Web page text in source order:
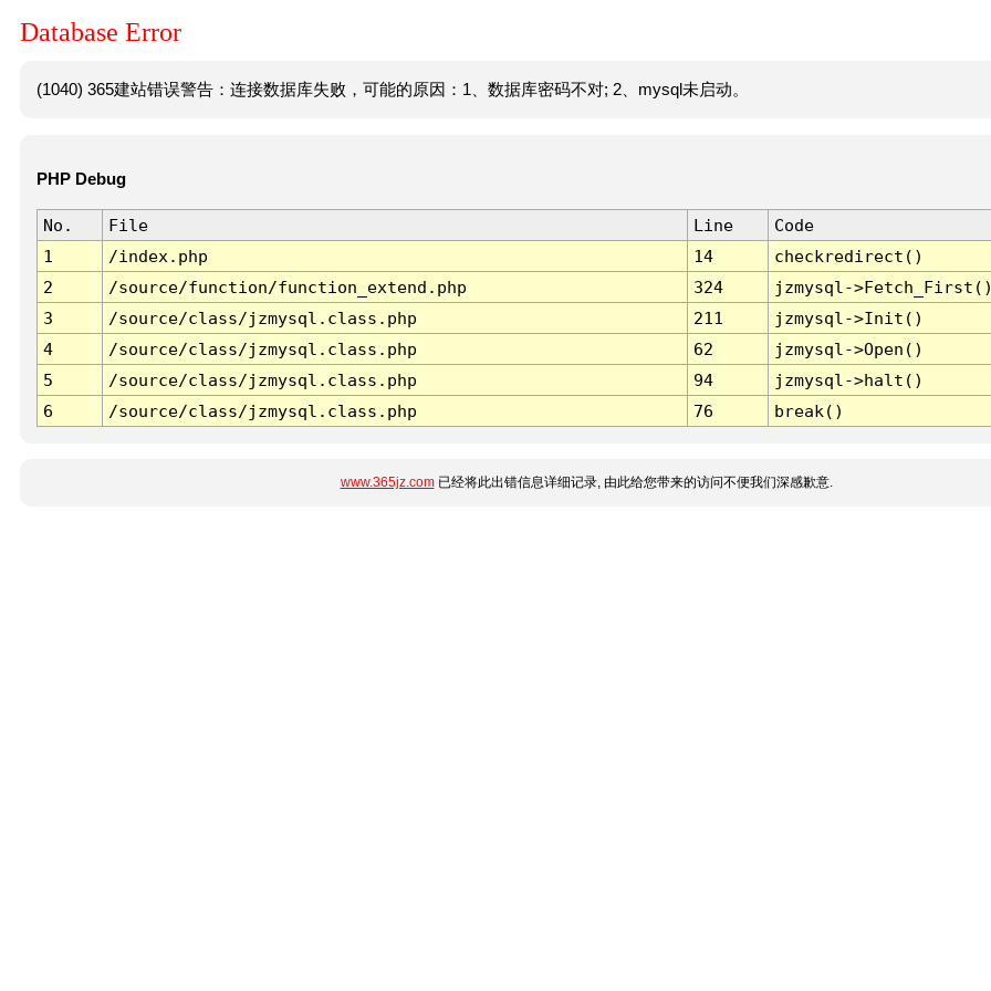
Database Error
(1040) 365建站错误警告：连接数据库失败，可能的原因：1、数据库密码不对; 2、mysql未启动。
PHP Debug
No. File Line
Code
1
/index.php 14
checkredirect()
2
/source/function/function_extend.php 324
jzmysql-
3
/source/class/jzmysql.class.php 211
jzmysql->Init()
4
/source/class/jzmysql.class.php 62
jzmysql->Open()
5
/source/class/jzmysql.class.php 94
jzmysql->halt()
6
/source/class/jzmysql.class.php 76 break()
www.365jz.com已经将此出错信息详细记录, 由此给您带来的访问不便我们深感歉意.